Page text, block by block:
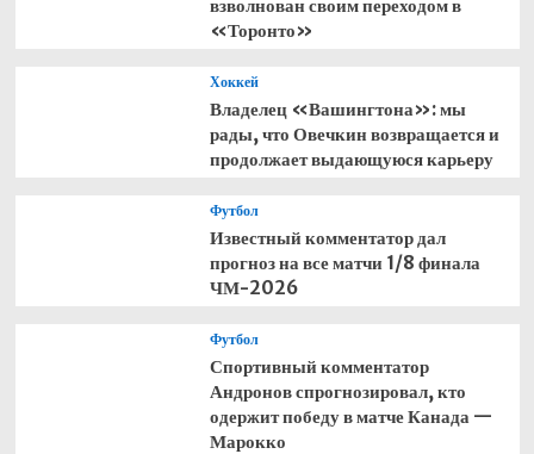
взволнован своим переходом в
«Торонто»
Хоккей
Владелец «Вашингтона»: мы
рады, что Овечкин возвращается и
продолжает выдающуюся карьеру
Футбол
Известный комментатор дал
прогноз на все матчи 1/8 финала
ЧМ-2026
Футбол
Спортивный комментатор
Андронов спрогнозировал, кто
одержит победу в матче Канада —
Марокко